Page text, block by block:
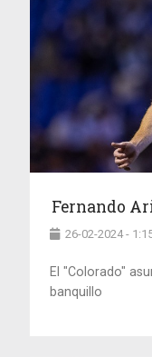
Fernando
26-02-2024 -
El "Colorado"
banquillo